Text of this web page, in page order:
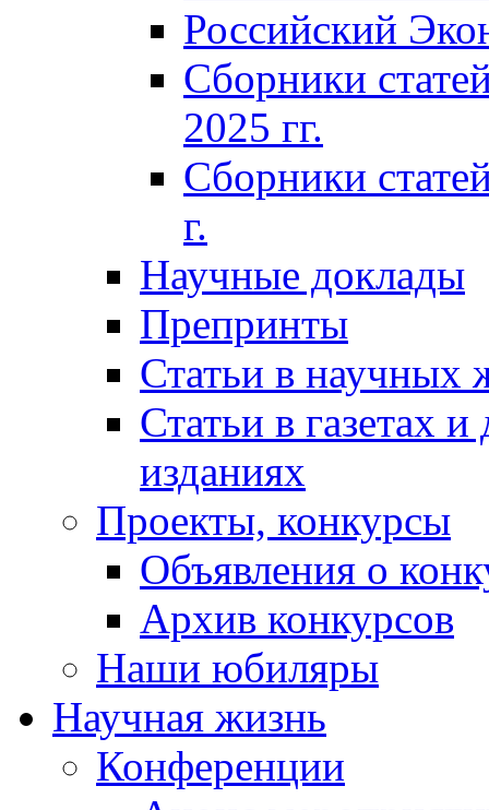
Российский
Сборники
2025 гг.
Сборники
г.
Научные доклады
Препринты
Статьи в научных
Статьи в газетах
изданиях
Проекты, конкурсы
Объявления о
Архив конкурсов
Наши юбиляры
Научная жизнь
Конференции